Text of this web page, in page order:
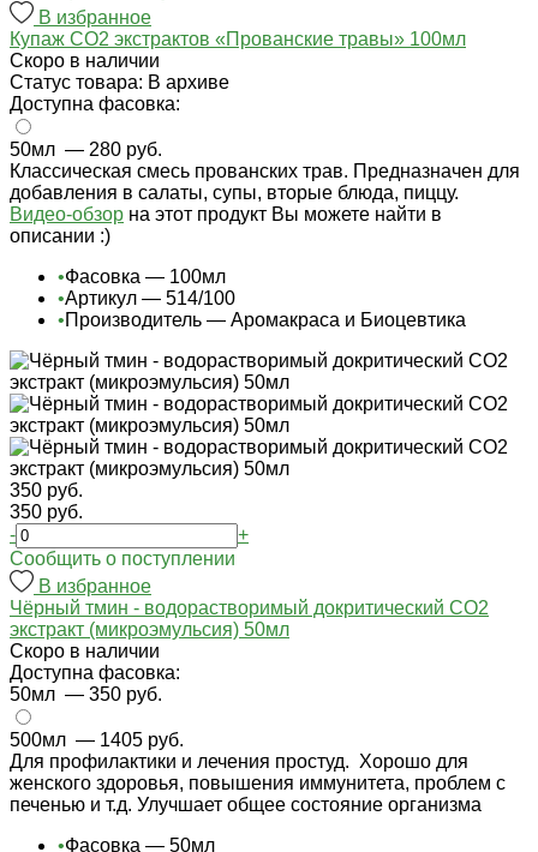
В избранное
Купаж СО2 экстрактов «Прованские травы» 100мл
Cкоро в наличии
Статус товара: В архиве
Доступна фасовка:
50мл — 280 руб.
Классическая смесь прованских трав. Предназначен для
добавления в салаты, супы, вторые блюда, пиццу.
Видео-обзор на этот продукт Вы можете найти в
описании :)
•Фасовка — 100мл
•Артикул — 514/100
•Производитель — Аромакраса и Биоцевтика
350 руб.
350 руб.
-
+
Cообщить о поступлении
В избранное
Чёрный тмин - водорастворимый докритический СО2
экстракт (микроэмульсия) 50мл
Cкоро в наличии
Доступна фасовка:
50мл — 350 руб.
500мл — 1405 руб.
Для профилактики и лечения простуд. Хорошо для
женского здоровья, повышения иммунитета, проблем с
печенью и т.д. Улучшает общее состояние организма
•Фасовка — 50мл